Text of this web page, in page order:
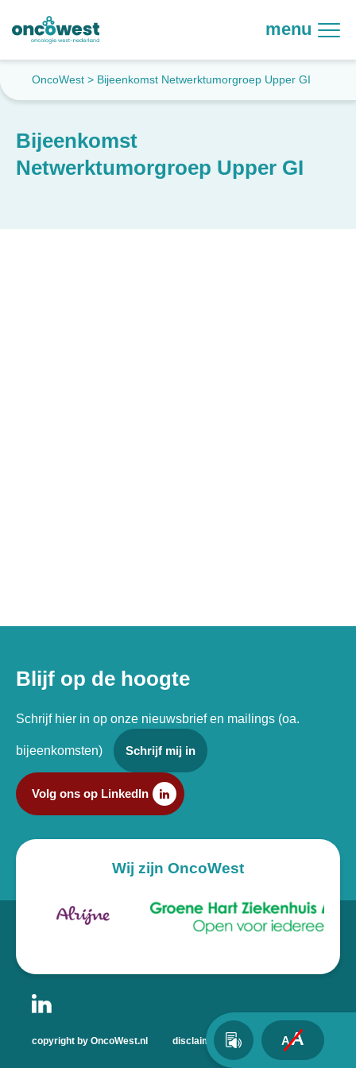
menu
OncoWest > Bijeenkomst Netwerktumorgroep Upper GI
Bijeenkomst
Netwerktumorgroep Upper GI
Blijf op de hoogte
Schrijf hier in op onze nieuwsbrief en mailings (oa.
bijeenkomsten) Schrijf mij in
Volg ons op LinkedIn
Wij zijn OncoWest
copyright by OncoWest.nl disclaimer privacyverklaring
AA